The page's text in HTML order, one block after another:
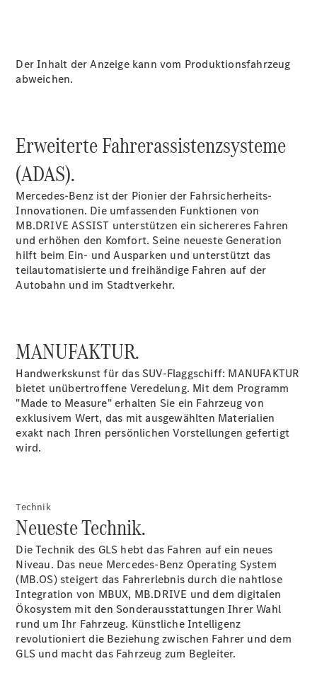
Stellen
Standorte &
Kontaktformular
Servicetermin
buchen
Anbieter/Datenschutz
Der Inhalt der Anzeige kann vom Produktionsfahrzeug
abweichen.
Erweiterte Fahrerassistenzsysteme
(ADAS).
Mercedes-Benz ist der Pionier der Fahrsicherheits-
Innovationen. Die umfassenden Funktionen von
MB.DRIVEASSIST unterstützen ein sichereres Fahren
und erhöhen den Komfort. Seine neueste Generation
hilft beim Ein- und Ausparken und unterstützt das
teilautomatisierte und freihändige Fahren auf der
Autobahn und im Stadtverkehr.
MANUFAKTUR.
Handwerkskunst für das SUV-Flaggschiff: MANUFAKTUR
bietet unübertroffene Veredelung. Mit dem Programm
"Made to Measure" erhalten Sie ein Fahrzeug von
exklusivem Wert, das mit ausgewählten Materialien
exakt nach Ihren persönlichen Vorstellungen gefertigt
wird.
Technik
Neueste Technik.
Die Technik des GLS hebt das Fahren auf ein neues
Niveau. Das neue Mercedes-Benz Operating System
(MB.OS) steigert das Fahrerlebnis durch die nahtlose
Integration von MBUX, MB.DRIVE und dem digitalen
Ökosystem mit den Sonderausstattungen Ihrer Wahl
rund um Ihr Fahrzeug. Künstliche Intelligenz
revolutioniert die Beziehung zwischen Fahrer und dem
GLS und macht das Fahrzeug zum Begleiter.